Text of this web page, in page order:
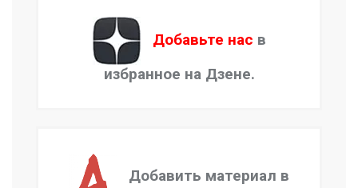
Добавьте нас в
избранное на Дзене.
Добавить материал в